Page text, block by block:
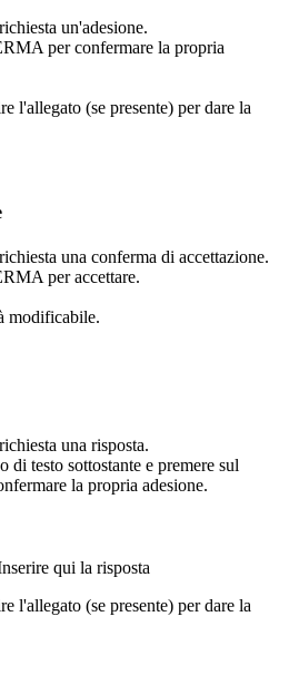
un'adesione.
per confermare la propria
l'allegato (se presente) per dare la
una conferma di accettazione.
per accettare.
modificabile.
una risposta.
di testo sottostante e premere sul
la propria adesione.
qui la risposta
l'allegato (se presente) per dare la